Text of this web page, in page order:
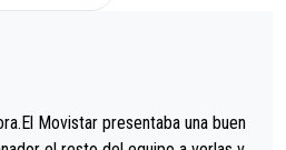
Movistar presentaba una buen